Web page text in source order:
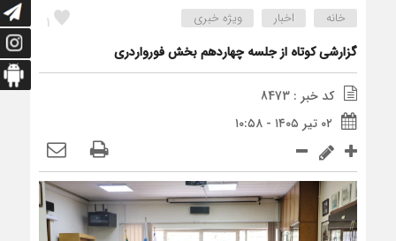
1 خانه اخبار ویژه خبری
گزارشی کوتاه از جلسه چهاردهم بخش فورواردری
کد خبر : 8473
۰۲ تیر ۱۴۰۵ - ۱۰:۵۸